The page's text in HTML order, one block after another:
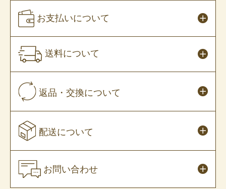
お支払いについて
送料について
返品・交換について
配送について
お問い合わせ